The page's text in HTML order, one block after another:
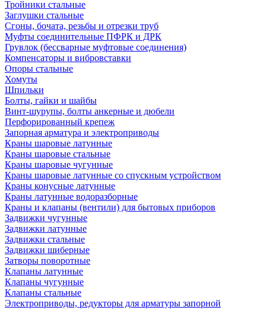
Тройники стальные
Заглушки стальные
Сгоны, бочата, резьбы и отрезки труб
Муфты соединительные ПФРК и ДРК
Грувлок (бессварные муфтовые соединения)
Компенсаторы и вибровставки
Опоры стальные
Хомуты
Шпильки
Болты, гайки и шайбы
Винт-шурупы, болты анкерные и дюбели
Перфорированный крепеж
Запорная арматура и электроприводы
Краны шаровые латунные
Краны шаровые стальные
Краны шаровые чугунные
Краны шаровые латунные со спускным устройством
Краны конусные латунные
Краны латунные водоразборные
Краны и клапаны (вентили) для бытовых приборов
Задвижки чугунные
Задвижки латунные
Задвижки стальные
Задвижки шиберные
Затворы поворотные
Клапаны латунные
Клапаны чугунные
Клапаны стальные
Электроприводы, редукторы для арматуры запорной